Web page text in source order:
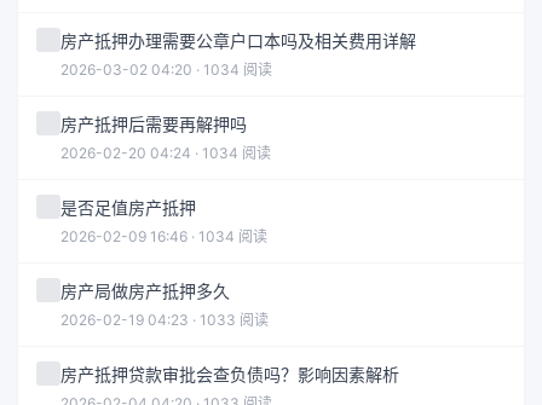
房产抵押办理需要公章户口本吗及相关费用详解
2026-03-02 04:20 · 1034 阅读
房产抵押后需要再解押吗
2026-02-20 04:24 · 1034 阅读
是否足值房产抵押
2026-02-09 16:46 · 1034 阅读
房产局做房产抵押多久
2026-02-19 04:23 · 1033 阅读
房产抵押贷款审批会查负债吗？影响因素解析